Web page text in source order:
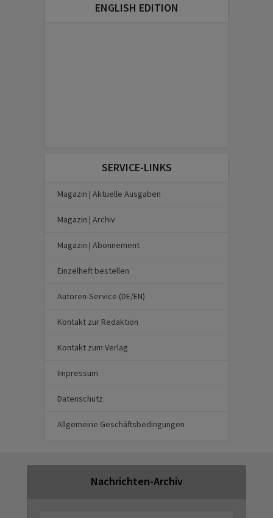
ENGLISH EDITION
SERVICE-LINKS
Magazin | Aktuelle Ausgaben
Magazin | Archiv
Magazin | Abonnement
Einzelheft bestellen
Autoren-Service (DE/EN)
Kontakt zur Redaktion
Kontakt zum Verlag
Impressum
Datenschutz
Allgemeine Geschäftsbedingungen
Nachrichten-Archiv